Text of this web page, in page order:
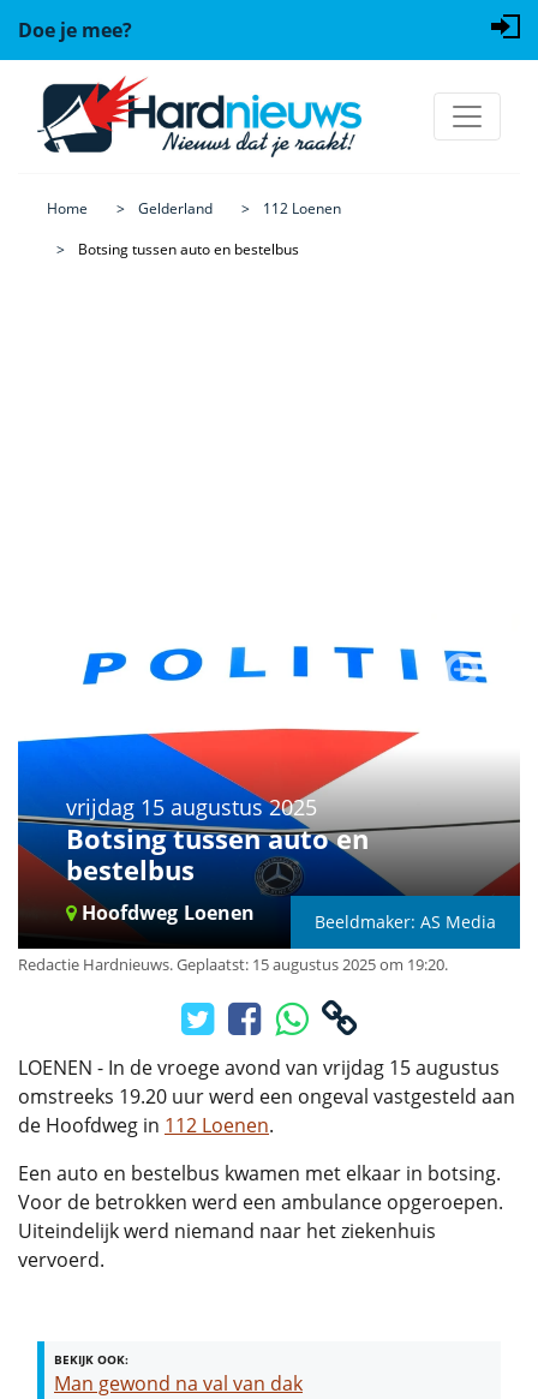
Doe je mee?
Home Gelderland
112 Loenen
Botsing tussen auto en bestelbus
vrijdag 15 augustus 2025
Botsing tussen auto en
bestelbus
Hoofdweg Loenen Beeldmaker: AS Media
Redactie Hardnieuws.Geplaatst: 15 augustus 2025 om 19:20.
LOENEN - In de vroege avond van vrijdag 15 augustus
omstreeks 19.20 uur werd een ongeval vastgesteld aan
de Hoofdweg in 112 Loenen.
Een auto en bestelbus kwamen met elkaar in botsing.
Voor de betrokken werd een ambulance opgeroepen.
Uiteindelijk werd niemand naar het ziekenhuis
vervoerd.
BEKIJK OOK:
Man gewond na val van dak